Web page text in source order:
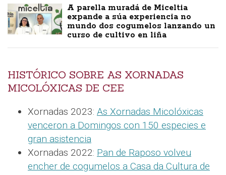
A parella muradá de Miceltia
expande a súa experiencia no
mundo dos cogumelos lanzando un
curso de cultivo en liña
HISTÓRICO SOBRE AS XORNADAS
MICOLÓXICAS DE CEE
Xornadas 2023: As Xornadas Micolóxicas
venceron a Domingos con 150 especies e
gran asistencia
Xornadas 2022: Pan de Raposo volveu
encher de cogumelos a Casa da Cultura de